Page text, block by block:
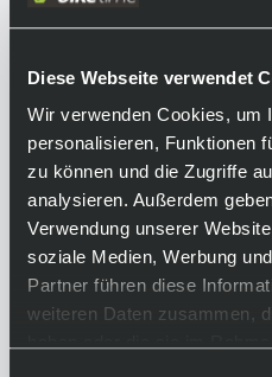
Diese Webseite verwendet
Wir verwenden Cookies, um
personalisieren, Funktionen
zu können und die Zugriffe
analysieren. Außerdem
Verwendung unserer
soziale Medien, Werbung
Partner führen diese
weiteren Daten zusammen,
Informationen
Die Termica Long
Radhose, die sich
Training in der
zu den wetterfesten
Hose besteht aus dem
Material "UF – Hybrid
zweiten Schicht aus
vorderen Bereich der
Membran überflüssig.